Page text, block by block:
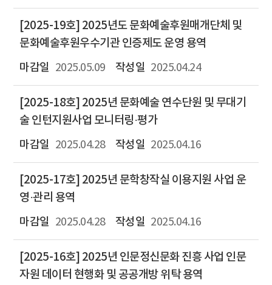
[2025-19호] 2025년도 문화예술후원매개단체 및
문화예술후원우수기관 인증제도 운영 용역
2025.05.09 2025.04.24
[2025-18호] 2025년 문화예술 연수단원 및 무대기
술 인턴지원사업 모니터링·평가
2025.04.28 2025.04.16
[2025-17호] 2025년 문학창작실 이용지원 사업 운
영·관리 용역
2025.04.28 2025.04.16
[2025-16호] 2025년 인문정신문화 진흥 사업 인문
자원 데이터 현행화 및 공공개방 위탁 용역